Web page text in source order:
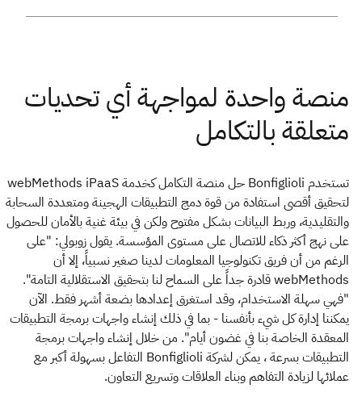
تستخدم Bonfiglioli حل منصة التكامل كخدمة webMethods iPaaS
لتحقيق أقصى استفادة من قوة دمج التطبيقات الهجينة ومتعددة السحابة
والتقليدية، وربط البيانات بشكل مفتوح ولكن في بيئة غنية بالأمان للحصول
على نهج أكثر ذكاء للاتصال على مستوى المؤسسة. يقول زوبولي: "على
الرغم من أن فريق تكنولوجيا المعلومات لدينا صغير نسبياً، إلا أن
webMethods قادرة جداً على السماح لنا بتحقيق الاستقلالية التامة".
"فهي سهلة الاستخدام، وقد استغرق إعدادها بضعة أشهر فقط. الآن
يمكننا إدارة كل شيء بأنفسنا - بما في ذلك إنشاء واجهات برمجة التطبيقات
المعقدة الخاصة بنا في غضون أيام". من خلال إنشاء واجهات برمجة
التطبيقات بسرعة ، يمكن لشركة Bonfiglioli التفاعل بسهولة أكبر مع
عملائها لزيادة التفاهم وبناء العلاقات وتسريع التعاون.